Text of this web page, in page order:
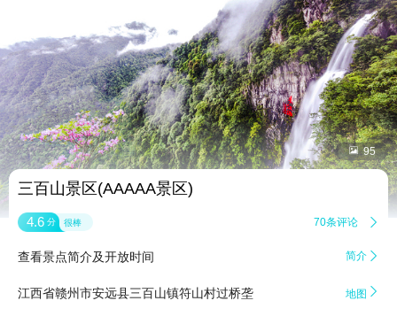
 95
三百山景区(AAAAA景区)
4.6 分 很棒 70条评论 
查看景点简介及开放时间 简介 
江西省赣州市安远县三百山镇符山村过桥垄 地图 